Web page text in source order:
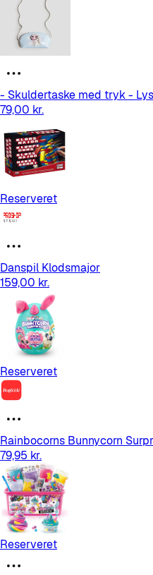
- Skuldertaske med tryk -
79,00 kr.
Reserveret
Danspil Klodsmajor
159,00 kr.
Reserveret
Rainbocorns Bunnycorn
79,95 kr.
Reserveret